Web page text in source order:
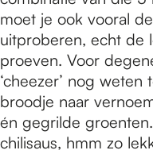
moet je ook vooral
uitproberen, echt de
proeven. Voor
‘cheezer’ nog
broodje naar
én gegrilde
chilisaus, hmm zo